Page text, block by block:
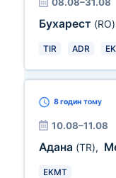
Бухарест (RO)
TIR ADR
8 годин тому
10.08–11.08
Адана (TR),
EKMT